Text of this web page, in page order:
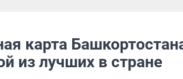
карта
из лучших в стране